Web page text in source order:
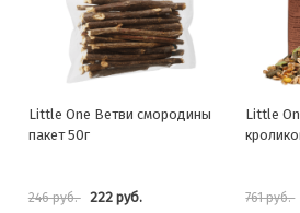
Little One Корм для молодых
кроликов 900г
761 руб. 685 руб.
Little
644 руб.